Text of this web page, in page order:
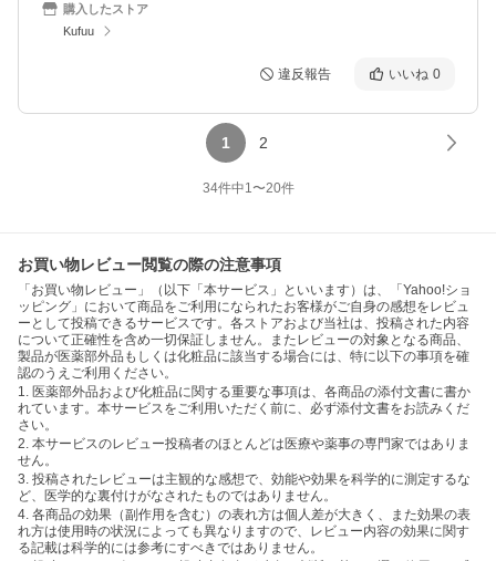
購入したストア
Kufuu
違反報告 いいね 0
1 2
34件中1〜20件
お買い物レビュー閲覧の際の注意事項
「お買い物レビュー」（以下「本サービス」といいます）は、「Yahoo!ショ
ッピング」において商品をご利用になられたお客様がご自身の感想をレビュ
ーとして投稿できるサービスです。各ストアおよび当社は、投稿された内容
について正確性を含め一切保証しません。またレビューの対象となる商品、
製品が医薬部外品もしくは化粧品に該当する場合には、特に以下の事項を確
認のうえご利用ください。
1. 医薬部外品および化粧品に関する重要な事項は、各商品の添付文書に書か
れています。本サービスをご利用いただく前に、必ず添付文書をお読みくだ
さい。
2. 本サービスのレビュー投稿者のほとんどは医療や薬事の専門家ではありま
せん。
3. 投稿されたレビューは主観的な感想で、効能や効果を科学的に測定するな
ど、医学的な裏付けがなされたものではありません。
4. 各商品の効果（副作用を含む）の表れ方は個人差が大きく、また効果の表
れ方は使用時の状況によっても異なりますので、レビュー内容の効果に関す
る記載は科学的には参考にすべきではありません。